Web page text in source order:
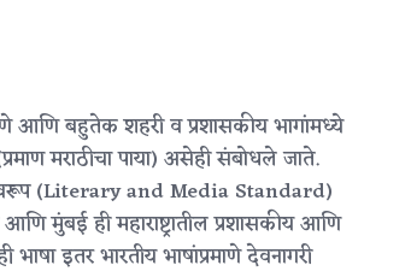
पुणे आणि बहुतेक शहरी व प्रशासकीय भागांमध्ये
मराठीचा पाया) असेही संबोधले जाते.
स्वरूप (Literary and Media Standard)
मुंबई ही महाराष्ट्रातील प्रशासकीय आणि
इतर भारतीय भाषांप्रमाणे देवनागरी